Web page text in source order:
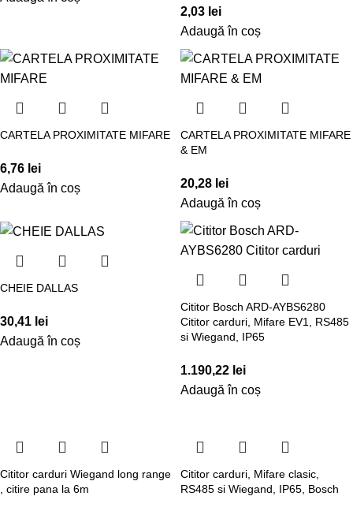
2,03 lei
Adaugă în coș
CARTELA PROXIMITATE MIFARE
6,76 lei
Adaugă în coș
CARTELA PROXIMITATE MIFARE
& EM
20,28 lei
Adaugă în coș
CHEIE DALLAS
30,41 lei
Adaugă în coș
Cititor Bosch ARD-AYBS6280
Cititor carduri, Mifare EV1, RS485
si Wiegand, IP65
1.190,22 lei
Adaugă în coș
Cititor carduri Wiegand long range
, citire pana la 6m
Cititor carduri, Mifare clasic,
RS485 si Wiegand, IP65, Bosch